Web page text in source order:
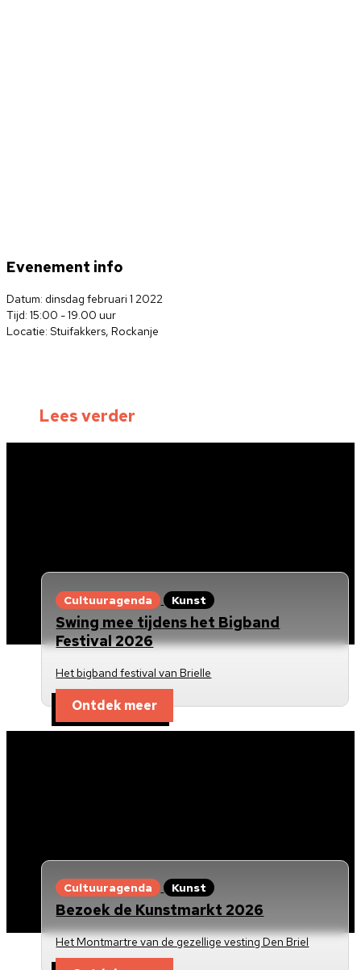
Evenement info
Datum: dinsdag februari 1 2022
Tijd: 15:00 - 19.00 uur
Locatie: Stuifakkers, Rockanje
Lees verder
Cultuuragenda Kunst
Swing mee tijdens het Bigband
Festival 2026
Het bigband festival van Brielle
Ontdek meer
Cultuuragenda Kunst
Bezoek de Kunstmarkt 2026
Het Montmartre van de gezellige vesting Den Briel